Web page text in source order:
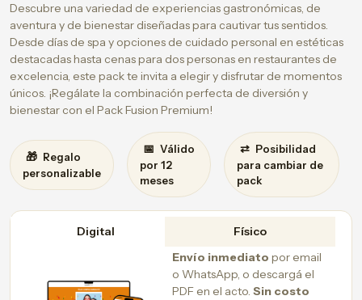
Descubre una variedad de experiencias gastronómicas, de
aventura y de bienestar diseñadas para cautivar tus sentidos.
Desde días de spa y opciones de cuidado personal en estéticas
destacadas hasta cenas para dos personas en restaurantes de
excelencia, este pack te invita a elegir y disfrutar de momentos
únicos. ¡Regálate la combinación perfecta de diversión y
bienestar con el Pack Fusion Premium!
🎁 Regalo
personalizable
📅 Válido
por 12
meses
⇄ Posibilidad
para cambiar de
pack
Digital
Físico
Envío inmediato por email
o WhatsApp, o descargá el
PDF en el acto. Sin costo